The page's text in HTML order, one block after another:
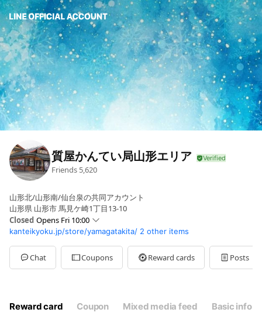
質屋かんてい局山形エリア
Friends 5,620
山形北/山形南/仙台泉の共同アカウント
山形県 山形市 馬見ケ崎1丁目13-10
Closed Opens Fri 10:00
Sun10:00 - 19:00
Mon10:00 - 19:00
Tue10:00 - 19:00
Wed10:00 - 19:00
年末年始を除き、年中無休で営業しております！
kanteikyoku.jp/store/yamagatakita/ 2 other items
Chat Coupons Reward cards Posts
Reward card Coupon Mixed media feed Basic info